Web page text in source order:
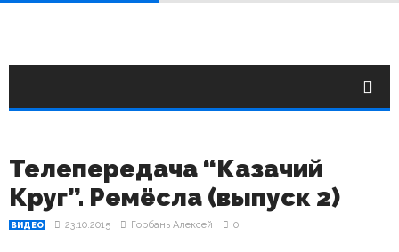
Телепередача “Казачий
Круг”. Ремёсла (выпуск 2)
ВИДЕО 23.10.2015 Горбань Алексей 0